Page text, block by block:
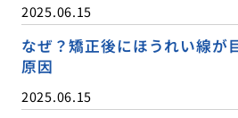
2025.06.15
なぜ？矯正後にほうれい線が
原因
2025.06.15